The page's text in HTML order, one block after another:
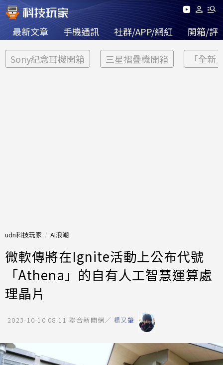
最新文章 手機通訊 社群/APP/網紅 開箱/評
Sony紀念耳機開箱 三星摺疊機開箱 「全新
udn科技玩家 AI浪潮
微軟傳將在Ignite活動上公布代號
「Athena」的自有人工智慧運算處
理晶片
2023-10-10 08:11 聯合新聞網／ 楊又肇